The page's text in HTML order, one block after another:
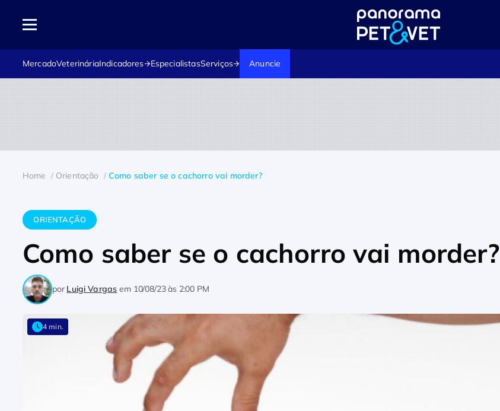
MercadoVeterináriaIndicadores EspecialistasServiços Anuncie
Home Orientação Como saber se o cachorro vai morder?
ORIENTAÇÃO
Como saber se o cachorro vai morder?
por Luigi Vargas em 10/08/23 às 2:00 PM
4 min.